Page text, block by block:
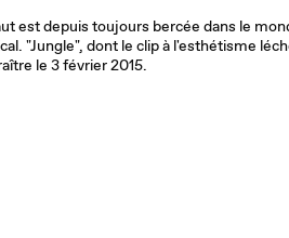
est depuis toujours bercée dans le
"Jungle", dont le clip à l'esthétisme
le 3 février 2015.